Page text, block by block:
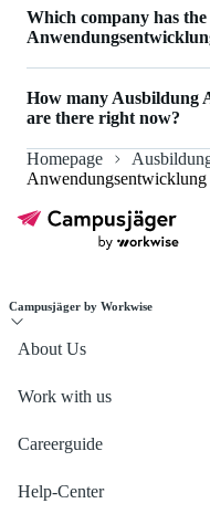
Which company has
Anwendungsentwicklung
How many Ausbildung
are there right now?
Currently there are 1
Homepage
Anwendungsentwicklung
Campusjäger by Workwise
About Us
Work with us
Careerguide
Help-Center